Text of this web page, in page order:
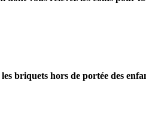
briquets hors de portée des